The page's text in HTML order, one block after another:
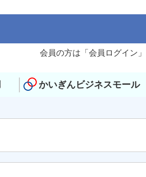
会員の方は「会員ログイン
かいぎんビジネスモール